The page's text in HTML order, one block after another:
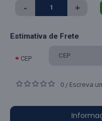
- +
Estimativa de Frete
CEP
0 / Escreva